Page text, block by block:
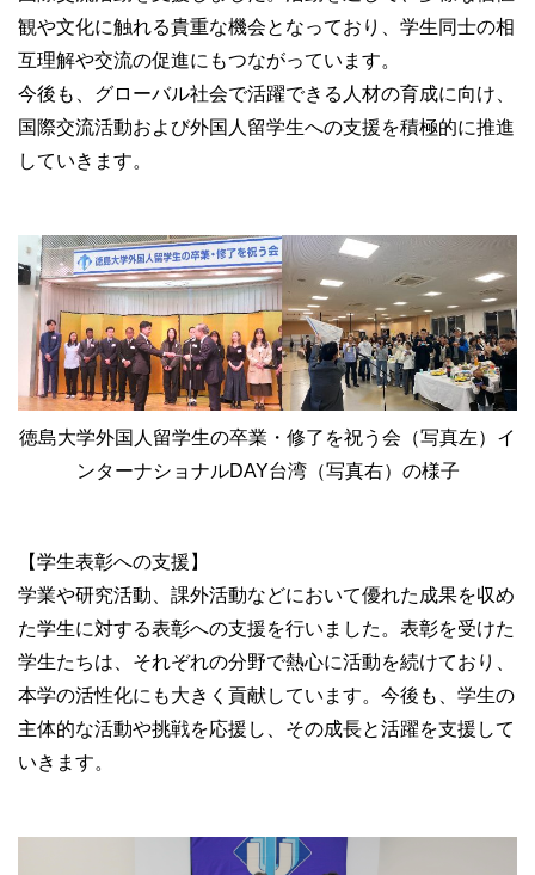
観や文化に触れる貴重な機会となっており、学生同士の相
互理解や交流の促進にもつながっています。
今後も、グローバル社会で活躍できる人材の育成に向け、
国際交流活動および外国人留学生への支援を積極的に推進
していきます。
徳島大学外国人留学生の卒業・修了を祝う会（写真左）イ
ンターナショナルDAY台湾（写真右）の様子
【学生表彰への支援】
学業や研究活動、課外活動などにおいて優れた成果を収め
た学生に対する表彰への支援を行いました。表彰を受けた
学生たちは、それぞれの分野で熱心に活動を続けており、
本学の活性化にも大きく貢献しています。今後も、学生の
主体的な活動や挑戦を応援し、その成長と活躍を支援して
いきます。